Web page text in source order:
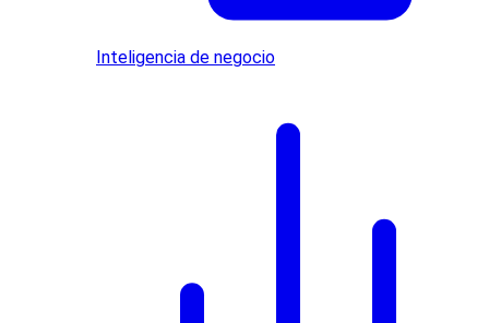
Inteligencia de negocio